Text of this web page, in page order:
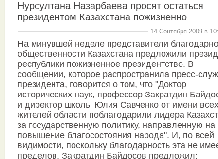
Нурсултана Назарбаева просят остаться
президентом Казахстана пожизненно
14 Сентября 2009 в
На минувшей неделе представители
общественности Казахстана предложили
республики пожизненное президентство. В
сообщении, которое распространила пресс-
президента, говорится о том, что "Доктор
исторических наук, профессор Закратдин
и директор школы Юлия Савченко от имени всех
жителей области поблагодарили лидера
за государственную политику, направленную на
повышение благосостояния народа". И, по всей
видимости, поскольку благодарность эта не
пределов, Закратдин Байдосов предложил: